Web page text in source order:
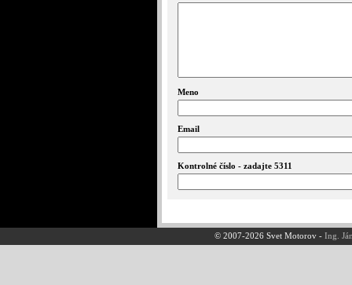
Meno
Email
Kontrolné číslo - zadajte 5311
© 2007-2026 Svet Motorov -Ing.